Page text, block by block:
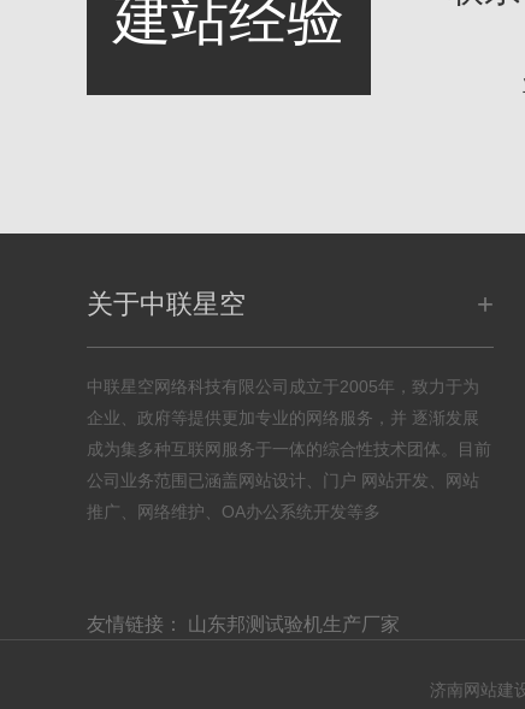
建站经验
关于中联星空 +
中联星空网络科技有限公司成立于2005年，致力于为
企业、政府等提供更加专业的网络服务，并 逐渐发展
成为集多种互联网服务于一体的综合性技术团体。目前
公司业务范围已涵盖网站设计、门户 网站开发、网站
推广、网络维护、OA办公系统开发等多
友情链接： 山东邦测试验机生产厂家
济南网站建